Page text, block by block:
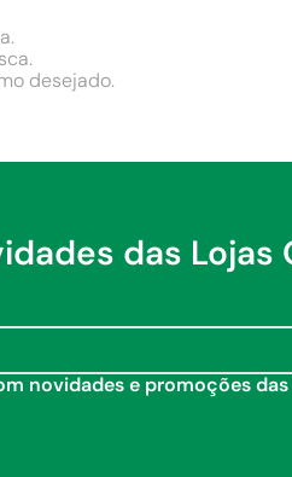
desejado.
das Lojas
novidades e promoções